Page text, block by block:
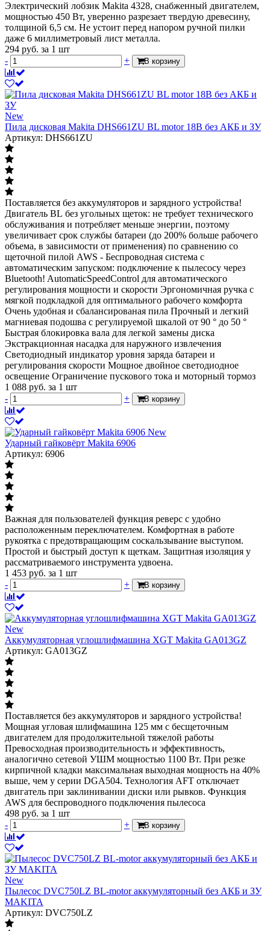
Электрический лобзик Makita 4328, снабженный двигателем,
мощностью 450 Вт, уверенно разрезает твердую древесину,
толщиной 6,5 см. Не устоит перед напором ручной пилки
даже 6 миллиметровый лист металла.
294 руб. за 1 шт
-
+ В корзину
New
Пила дисковая Makita DHS661ZU BL motor 18В без АКБ и ЗУ
Артикул: DHS661ZU
Поставляется без аккумуляторов и зарядного устройства!
Двигатель BL без угольных щеток: не требует технического
обслуживания и потребляет меньше энергии, поэтому
увеличивает срок службы батареи (до 200% больше рабочего
объема, в зависимости от применения) по сравнению со
щеточной пилой AWS - Беспроводная система с
автоматическим запуском: подключение к пылесосу через
Bluetooth! AutomaticSpeedControl для автоматического
регулирования мощности и скорости Эргономичная ручка с
мягкой подкладкой для оптимального рабочего комфорта
Очень удобная и сбалансированая пила Прочный и легкий
магниевая подошва с регулируемой шкалой от 90 ° до 50 °
Быстрая блокировка вала для легкой замены диска
Экстракционная насадка для наружного извлечения
Светодиодный индикатор уровня заряда батареи и
регулирования скорости Мощное двойное светодиодное
освещение Ограничение пускового тока и моторный тормоз
1 088 руб. за 1 шт
-
+ В корзину
New
Ударный гайковёрт Makita 6906
Артикул: 6906
Важная для пользователей функция реверс с удобно
расположенным переключателем. Комфортная в работе
рукоятка с предотвращающим соскальзывание выступом.
Простой и быстрый доступ к щеткам. Защитная изоляция у
рассматриваемого инструмента удвоена.
1 453 руб. за 1 шт
-
+ В корзину
New
Аккумуляторная углошлифмашина XGT Makita GA013GZ
Артикул: GA013GZ
Поставляется без аккумуляторов и зарядного устройства!
Мощная угловая шлифмашина 125 мм с бесщеточным
двигателем для продолжительной тяжелой работы
Превосходная производительность и эффективность,
аналогично сетевой УШМ мощностью 1100 Вт. При резке
кирпичной кладки максимальная выходная мощность на 40%
выше, чем у серии DGA504. Технология AFT отключает
двигатель при заклинивании диски или рывков. Функция
AWS для беспроводного подключения пылесоса
498 руб. за 1 шт
-
+ В корзину
New
Пылесос DVC750LZ BL-motor аккумуляторный без АКБ и ЗУ
MAKITA
Артикул: DVC750LZ